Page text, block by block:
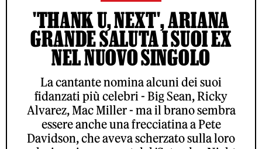
'THANK U, NEXT', ARIANA
GRANDE SALUTA I SUOI EX
NEL NUOVO SINGOLO
La cantante nomina alcuni dei suoi
fidanzati più celebri - Big Sean, Ricky
Alvarez, Mac Miller - ma il brano sembra
essere anche una frecciatina a Pete
Davidson, che aveva scherzato sulla loro